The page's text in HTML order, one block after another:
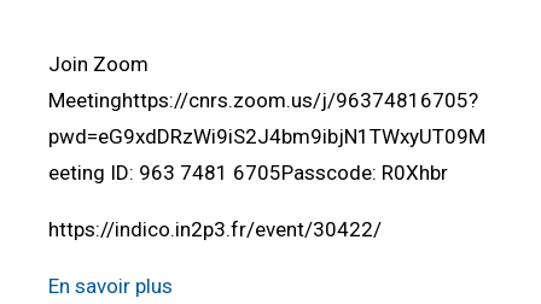
Join Zoom
Meetinghttps://cnrs.zoom.us/j/96374816705?
pwd=eG9xdDRzWi9iS2J4bm9ibjN1TWxyUT09M
eeting ID: 963 7481 6705Passcode: R0Xhbr
https://indico.in2p3.fr/event/30422/
En savoir plus